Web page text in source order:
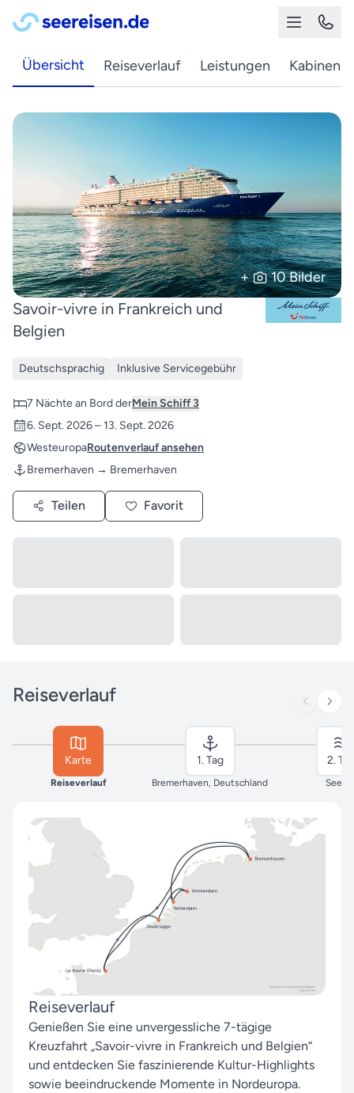
Übersicht Reiseverlauf Leistungen Kabinen
+ 10 Bilder
Savoir-vivre in Frankreich und
Belgien
Deutschsprachig Inklusive Servicegebühr
7 Nächte an Bord derMein Schiff 3
6. Sept. 2026 – 13. Sept. 2026
WesteuropaRoutenverlauf ansehen
Bremerhaven → Bremerhaven
Teilen Favorit
Reiseverlauf
Karte
Reiseverlauf
1. Tag
Bremerhaven, Deutschland
2.
Reiseverlauf
Genießen Sie eine unvergessliche 7-tägige
Kreuzfahrt „Savoir-vivre in Frankreich und Belgien“
und entdecken Sie faszinierende Kultur-Highlights
sowie beeindruckende Momente in Nordeuropa.